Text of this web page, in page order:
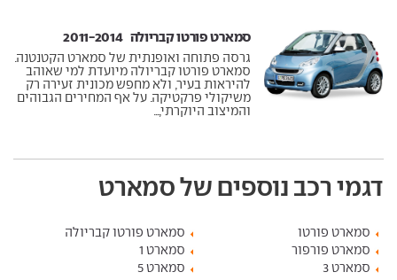
סמארט פורטו קבריולה ‏ 2011-2014
גרסה פתוחה ואופנתית של סמארט הקטנטנה.
סמארט פורטו קבריולה מיועדת למי שאוהב
להיראות בעיר, ולא מחפש מכונית זעירה רק
משיקולי פרקטיקה. על אף המחירים הגבוהים
והמיצוב היוקרתי,...
דגמי רכב נוספים של סמארט
סמארט פורטו
סמארט פורטו קבריולה
סמארט פורפור
סמארט 1
סמארט 3
סמארט 5